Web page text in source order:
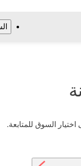
السوق للمتابعة.